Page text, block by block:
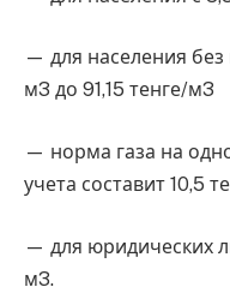
— для населения без
м3 до 91,15 тенге/м3
— норма газа на
учета составит 10,5
— для юридических
м3.